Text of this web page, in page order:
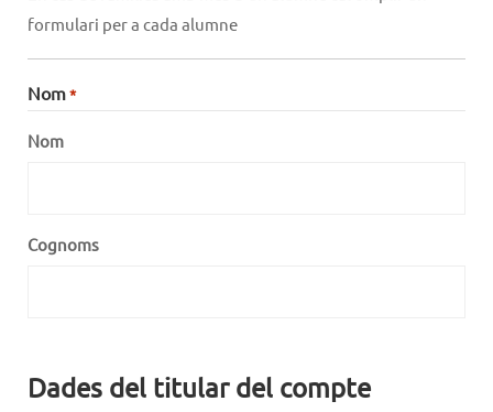
formulari per a cada alumne
Nom*
Nom
Cognoms
Dades del titular del compte